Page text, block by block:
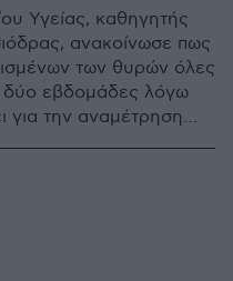
Υγείας, καθηγητής
ανακοίνωσε πως
των θυρών όλες
δύο εβδομάδες λόγω
για την αναμέτρηση